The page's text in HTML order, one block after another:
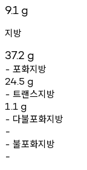
9.1 g
지방
37.2 g
- 포화지방
24.5 g
- 트랜스지방
1.1 g
- 다불포화지방
-
- 불포화지방
-